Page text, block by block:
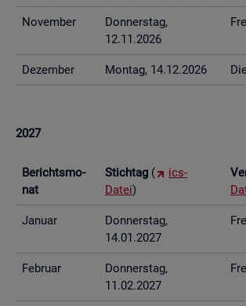
No­vem­ber
Don­ners­tag,
12.11.2026
De­zem­ber Mon­tag, 14.12.2026
2027
Be­richts­mo­
nat
Stich­tag (
ics-
Datei)
Ja­nu­ar
Don­ners­tag,
14.01.2027
Fe­bru­ar
Don­ners­tag,
11.02.2027